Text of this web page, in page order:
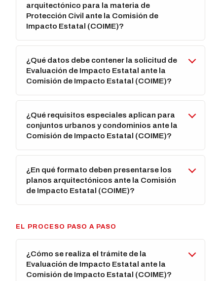
arquitectónico para la materia de
Protección Civil ante la Comisión de
Impacto Estatal (COIME)?
¿Qué datos debe contener la solicitud de
Evaluación de Impacto Estatal ante la
Comisión de Impacto Estatal (COIME)?
¿Qué requisitos especiales aplican para
conjuntos urbanos y condominios ante la
Comisión de Impacto Estatal (COIME)?
¿En qué formato deben presentarse los
planos arquitectónicos ante la Comisión
de Impacto Estatal (COIME)?
EL PROCESO PASO A PASO
¿Cómo se realiza el trámite de la
Evaluación de Impacto Estatal ante la
Comisión de Impacto Estatal (COIME)?